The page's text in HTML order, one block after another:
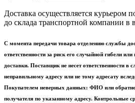
Доставка осуществляется курьером
до склада транспортной компании в
С момента передачи товара отделению службы
ответственности за риск его случайной гибели
доставки. Поставщик не несет ответственности в
неправильному адресу или не тому адресату
Покупателем неверных данных: ФИО или
получателя по указанному адресу. Контрольные